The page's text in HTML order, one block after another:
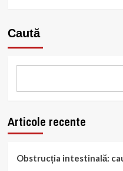
Caută
Articole recente
Obstrucția intestinală: